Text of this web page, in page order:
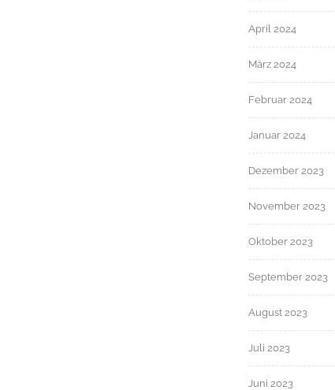
April 2024
März 2024
Februar 2024
Januar 2024
Dezember 2023
November 2023
Oktober 2023
September 2023
August 2023
Juli 2023
Juni 2023